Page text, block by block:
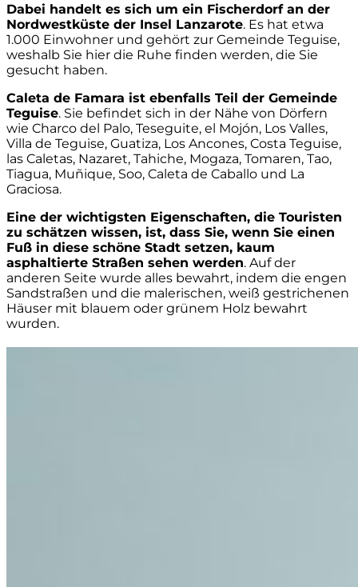
Dabei handelt es sich um ein Fischerdorf an der
Nordwestküste der Insel Lanzarote. Es hat etwa
1.000 Einwohner und gehört zur Gemeinde Teguise,
weshalb Sie hier die Ruhe finden werden, die Sie
gesucht haben.
Caleta de Famara ist ebenfalls Teil der Gemeinde
Teguise. Sie befindet sich in der Nähe von Dörfern
wie Charco del Palo, Teseguite, el Mojón, Los Valles,
Villa de Teguise, Guatiza, Los Ancones, Costa Teguise,
las Caletas, Nazaret, Tahiche, Mogaza, Tomaren, Tao,
Tiagua, Muñique, Soo, Caleta de Caballo und La
Graciosa.
Eine der wichtigsten Eigenschaften, die Touristen
zu schätzen wissen, ist, dass Sie, wenn Sie einen
Fuß in diese schöne Stadt setzen, kaum
asphaltierte Straßen sehen werden. Auf der
anderen Seite wurde alles bewahrt, indem die engen
Sandstraßen und die malerischen, weiß gestrichenen
Häuser mit blauem oder grünem Holz bewahrt
wurden.